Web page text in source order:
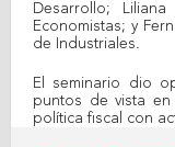
Desarrollo;
Economistas; y
de Industriales.
El seminario dio
puntos de vista en
política fiscal con